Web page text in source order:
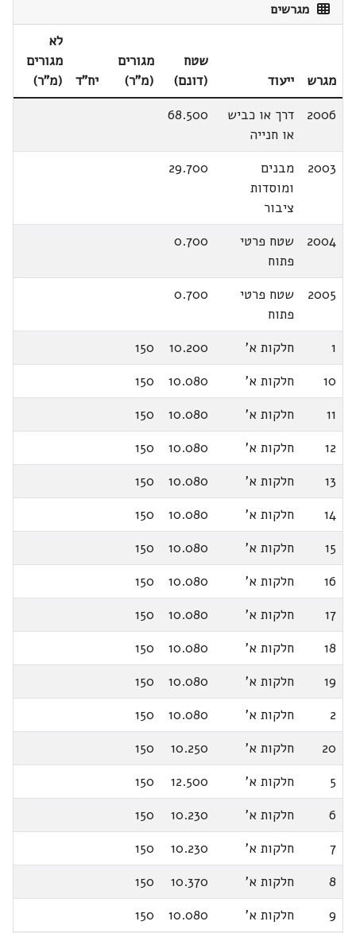
מגרשים
מגרש ייעוד
שטח
(דונם)
מגורים
(מ"ר)
יח"ד
לא
מגורים
(מ"ר)
2006
דרך או כביש
או חנייה
68.500
2003
מבנים
ומוסדות
ציבור
29.700
2004
שטח פרטי
פתוח
0.700
2005
שטח פרטי
פתוח
0.700
1 חלקות א' 10.200
150
10
חלקות א' 10.080
150
11
חלקות א' 10.080
150
12
חלקות א' 10.080
150
13
חלקות א' 10.080
150
14
חלקות א' 10.080
150
15
חלקות א' 10.080
150
16
חלקות א' 10.080
150
17
חלקות א' 10.080
150
18
חלקות א' 10.080
150
19
חלקות א' 10.080
150
2
חלקות א' 10.080
150
20
חלקות א' 10.250
150
5
חלקות א' 12.500
150
6
חלקות א' 10.230
150
7
חלקות א' 10.230
150
8
חלקות א' 10.370
150
9
חלקות א' 10.080
150